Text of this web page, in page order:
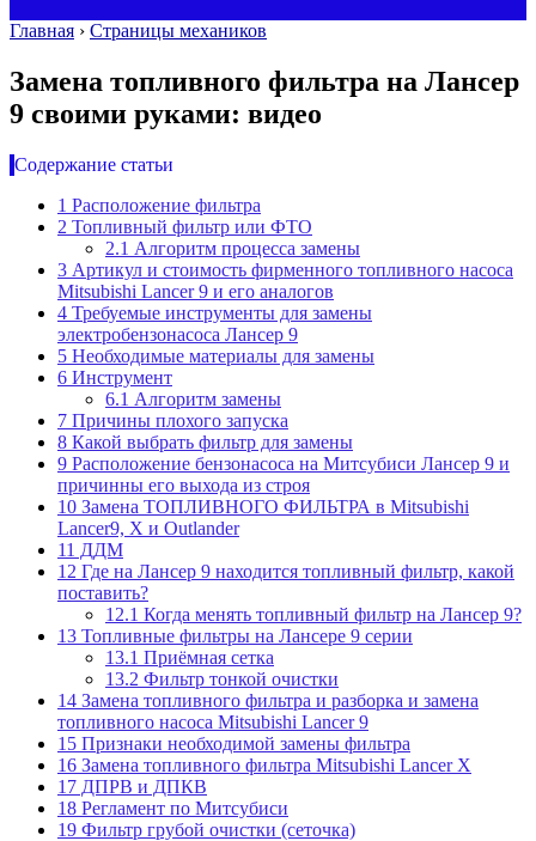
Главная › Страницы механиков
Замена топливного фильтра на Лансер
9 своими руками: видео
Содержание статьи
1 Расположение фильтра
2 Топливный фильтр или ФТО
2.1 Алгоритм процесса замены
3 Артикул и стоимость фирменного топливного насоса
Mitsubishi Lancer 9 и его аналогов
4 Требуемые инструменты для замены
электробензонасоса Лансер 9
5 Необходимые материалы для замены
6 Инструмент
6.1 Алгоритм замены
7 Причины плохого запуска
8 Какой выбрать фильтр для замены
9 Расположение бензонасоса на Митсубиси Лансер 9 и
причинны его выхода из строя
10 Замена ТОПЛИВНОГО ФИЛЬТРА в Mitsubishi
Lancer9, X и Outlander
11 ДДМ
12 Где на Лансер 9 находится топливный фильтр, какой
поставить?
12.1 Когда менять топливный фильтр на Лансер 9?
13 Топливные фильтры на Лансере 9 серии
13.1 Приёмная сетка
13.2 Фильтр тонкой очистки
14 Замена топливного фильтра и разборка и замена
топливного насоса Mitsubishi Lancer 9
15 Признаки необходимой замены фильтра
16 Замена топливного фильтра Mitsubishi Lancer X
17 ДПРВ и ДПКВ
18 Регламент по Митсубиси
19 Фильтр грубой очистки (сеточка)